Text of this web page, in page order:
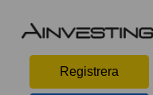
Registrera